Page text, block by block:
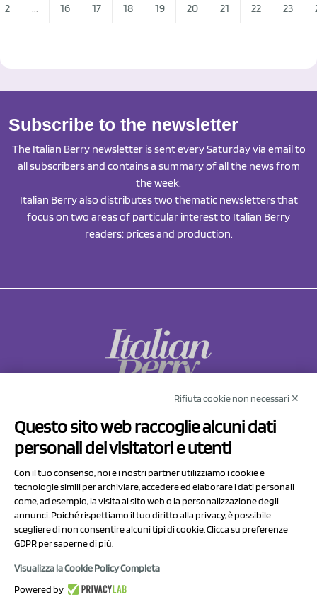
2 ... 16 17 18 19 20 21 22 23
Subscribe to the newsletter
The Italian Berry newsletter is sent every Saturday via email to
all subscribers and contains a summary of all the news from
the week.
Italian Berry also distributes two thematic newsletters that
focus on two areas of particular interest to Italian Berry
readers: prices and production.
Via Prov.le Sassuolo Vignola 315/1
41057 Spilamberto (MO)
P.I/C.F. 01041460369
REA: MO 208553
Capitale sociale Euro 50.000,00 i.v.
Rifiuta cookie non necessari ✕
Questo sito web raccoglie alcuni dati
personali dei visitatori e utenti
Con il tuo consenso, noi e i nostri partner utilizziamo i cookie e
tecnologie simili per archiviare, accedere ed elaborare i dati personali
come, ad esempio, la visita al sito web o la personalizzazione degli
annunci. Poiché rispettiamo il tuo diritto alla privacy, è possibile
scegliere di non consentire alcuni tipi di cookie. Clicca su preferenze
GDPR per saperne di più.
Visualizza la Cookie Policy Completa
Powered by